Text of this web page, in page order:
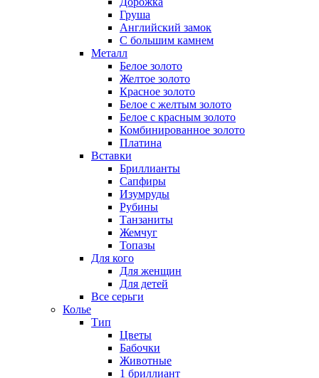
Груша
Английский замок
С большим камнем
Металл
Белое золото
Желтое золото
Красное золото
Белое с желтым золото
Белое с красным золото
Комбинированное золото
Платина
Вставки
Бриллианты
Сапфиры
Изумруды
Рубины
Танзаниты
Жемчуг
Топазы
Для кого
Для женщин
Для детей
Все серьги
Колье
Тип
Цветы
Бабочки
Животные
1 бриллиант